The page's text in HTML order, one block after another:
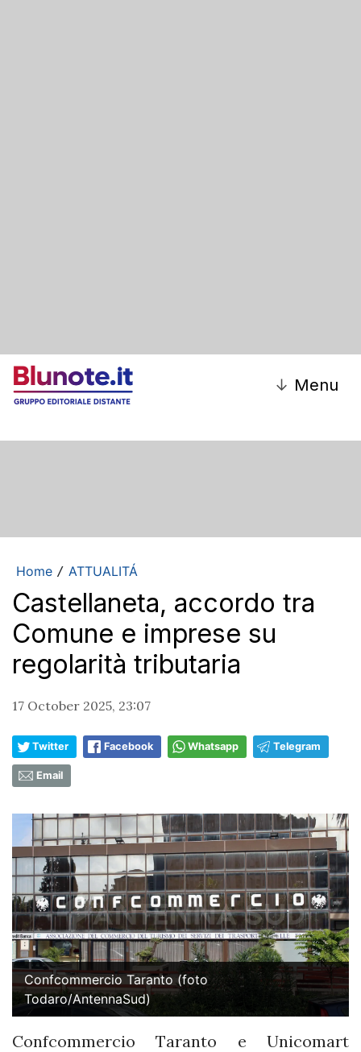
↓ Menu
Home / ATTUALITÁ
Castellaneta, accordo tra
Comune e imprese su
regolarità tributaria
17 October 2025, 23:07
Twitter Facebook Whatsapp Telegram
Email
Confcommercio Taranto (foto
Todaro/AntennaSud)
Confcommercio Taranto e Unicomart